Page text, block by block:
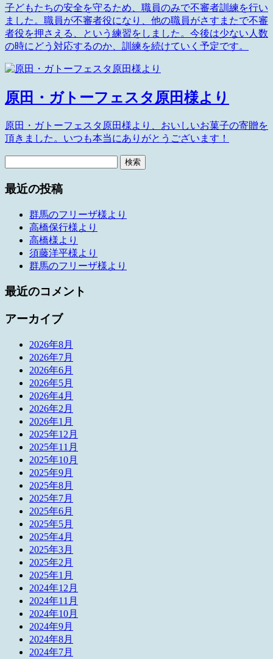
子どもたちの安全を守るため、職員のみで不審者訓練を行い
ました。職員が不審者役になり、他の職員がさすまたで不審
者役を押さえる、という練習をしました。今後は少ない人数
の時にどう対応するのか、訓練を続けていく予定です。
原田・ガトーフェスタ原田様より
原田・ガトーフェスタ原田様より、おいしいお菓子の寄贈を
頂きました。いつも本当にありがとうございます！
最近の投稿
群馬のフリーザ様より
高橋保行様より
高橋様より
須藤洋平様より
群馬のフリーザ様より
最近のコメント
アーカイブ
2026年8月
2026年7月
2026年6月
2026年5月
2026年4月
2026年2月
2026年1月
2025年12月
2025年11月
2025年10月
2025年9月
2025年8月
2025年7月
2025年6月
2025年5月
2025年4月
2025年3月
2025年2月
2025年1月
2024年12月
2024年11月
2024年10月
2024年9月
2024年8月
2024年7月